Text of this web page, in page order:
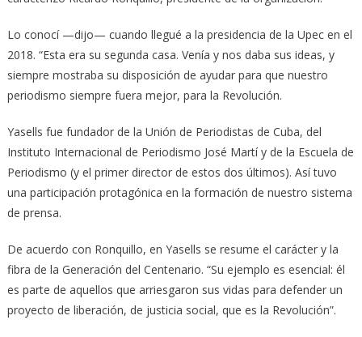
Lo conocí —dijo— cuando llegué a la presidencia de la Upec en el
2018. “Esta era su segunda casa. Venía y nos daba sus ideas, y
siempre mostraba su disposición de ayudar para que nuestro
periodismo siempre fuera mejor, para la Revolución.
Yasells fue fundador de la Unión de Periodistas de Cuba, del
Instituto Internacional de Periodismo José Martí y de la Escuela de
Periodismo (y el primer director de estos dos últimos). Así tuvo
una participación protagónica en la formación de nuestro sistema
de prensa.
De acuerdo con Ronquillo, en Yasells se resume el carácter y la
fibra de la Generación del Centenario. “Su ejemplo es esencial: él
es parte de aquellos que arriesgaron sus vidas para defender un
proyecto de liberación, de justicia social, que es la Revolución”.